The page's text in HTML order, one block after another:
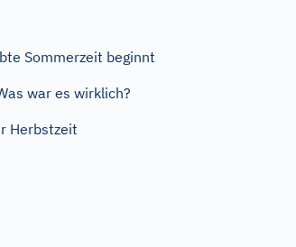
Sommerzeit beginnt
war es wirklich?
Herbstzeit